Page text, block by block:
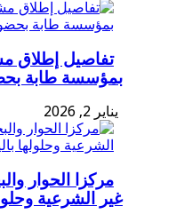
تفاصيل إطلاق
بمؤسسة طابة
يناير 2, 2026
مركزا الحوار
غير الشرعية